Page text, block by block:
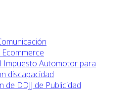
Impuesto Automotor para
discapacidad
de DDJJ de Publicidad